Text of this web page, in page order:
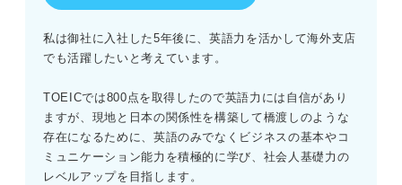
私は御社に入社した5年後に、英語力を活かして海外支店
でも活躍したいと考えています。
TOEICでは800点を取得したので英語力には自信があり
ますが、現地と日本の関係性を構築して橋渡しのような
存在になるために、英語のみでなくビジネスの基本やコ
ミュニケーション能力を積極的に学び、社会人基礎力の
レベルアップを目指します。